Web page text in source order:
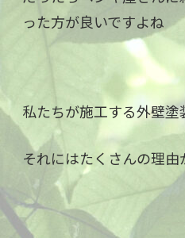
った方が良いですよね
私たちが施工する外壁
それにはたくさんの理由